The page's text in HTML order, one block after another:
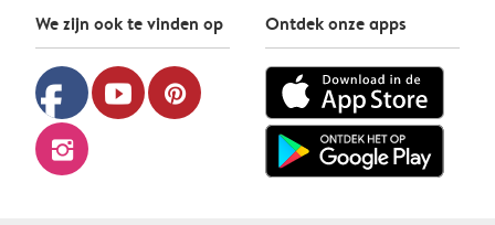
We zijn ook te vinden op
facebook youtube pinterest
instagram
Ontdek onze apps